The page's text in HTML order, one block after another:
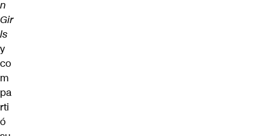
n
Gir
ls
y
co
m
pa
rti
ó